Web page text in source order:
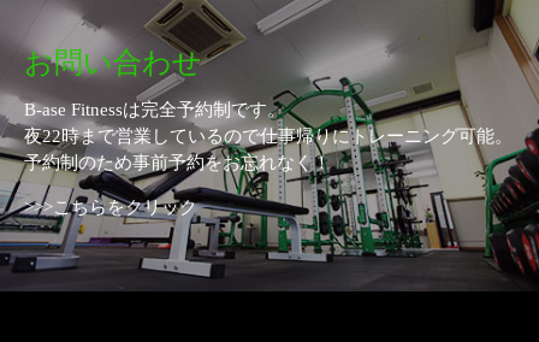
お問い合わせ
B-ase Fitnessは完全予約制です。
夜22時まで営業しているので仕事帰りにトレーニング可能。
予約制のため事前予約をお忘れなく！
>>>こちらをクリック